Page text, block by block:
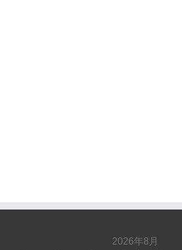
2026年8月